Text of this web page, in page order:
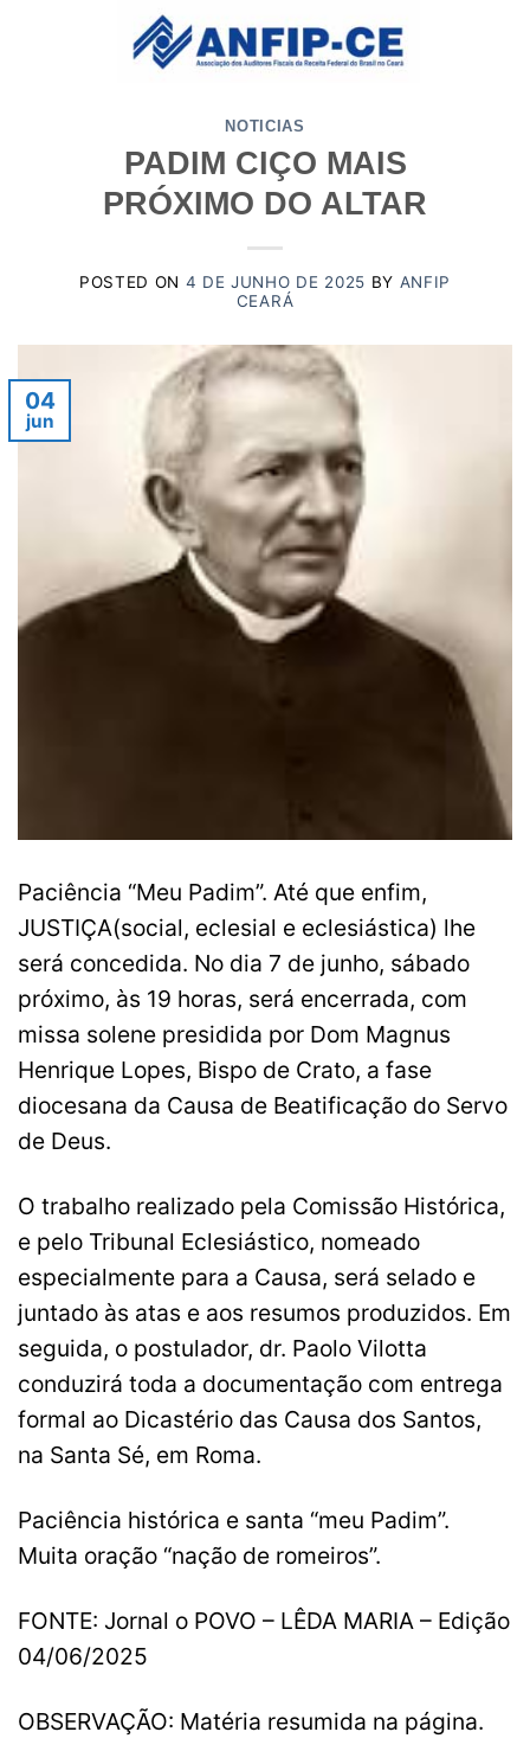
NOTICIAS
PADIM CIÇO MAIS
PRÓXIMO DO ALTAR
POSTED ON 4 DE JUNHO DE 2025 BY ANFIP
CEARÁ
04
jun
Paciência “Meu Padim”. Até que enfim,
JUSTIÇA(social, eclesial e eclesiástica) lhe
será concedida. No dia 7 de junho, sábado
próximo, às 19 horas, será encerrada, com
missa solene presidida por Dom Magnus
Henrique Lopes, Bispo de Crato, a fase
diocesana da Causa de Beatificação do Servo
de Deus.
O trabalho realizado pela Comissão Histórica,
e pelo Tribunal Eclesiástico, nomeado
especialmente para a Causa, será selado e
juntado às atas e aos resumos produzidos. Em
seguida, o postulador, dr. Paolo Vilotta
conduzirá toda a documentação com entrega
formal ao Dicastério das Causa dos Santos,
na Santa Sé, em Roma.
Paciência histórica e santa “meu Padim”.
Muita oração “nação de romeiros”.
FONTE: Jornal o POVO – LÊDA MARIA – Edição
04/06/2025
OBSERVAÇÃO: Matéria resumida na página.